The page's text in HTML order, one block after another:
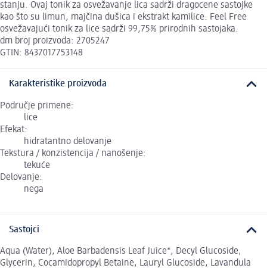
stanju. Ovaj tonik za osvežavanje lica sadrži dragocene sastojke
kao što su limun, majčina dušica i ekstrakt kamilice. Feel Free
osvežavajući tonik za lice sadrži 99,75% prirodnih sastojaka.
dm broj proizvoda: 2705247
GTIN: 8437017753148
Karakteristike proizvoda
Područje primene:
lice
Efekat:
hidratantno delovanje
Tekstura / konzistencija / nanošenje:
tekuće
Delovanje:
nega
Sastojci
Aqua (Water), Aloe Barbadensis Leaf Juice*, Decyl Glucoside,
Glycerin, Cocamidopropyl Betaine, Lauryl Glucoside, Lavandula